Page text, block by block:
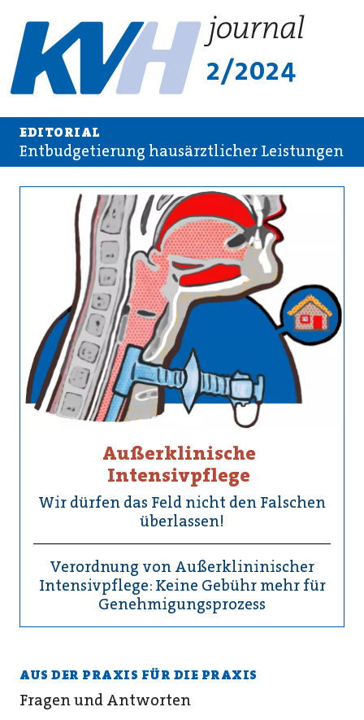
2/2024
EDITORIAL
Entbudgetierung hausärztlicher Leistungen
Außerklinische
Intensivpflege
Wir dürfen das Feld nicht den Falschen
überlassen!
Verordnung von Außerklininischer
Intensivpflege: Keine Gebühr mehr für
Genehmigungsprozess
AUS DER PRAXIS FÜR DIE PRAXIS
Fragen und Antworten